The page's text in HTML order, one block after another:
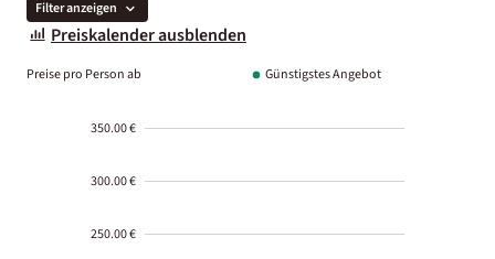
Filter anzeigen
Preiskalender ausblenden
Preise pro Person ab Günstigstes Angebot
350.00 €
300.00 €
250.00 €